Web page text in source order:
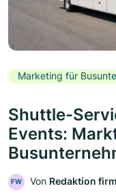
Marketing für
Shuttle-
Events:
FW Von Redaktion